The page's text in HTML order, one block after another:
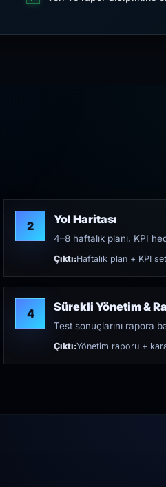
2 Yol Haritası
4–8 haftalık planı, KPI
Çıktı:Haftalık plan + KPI
4 Sürekli Yönetim &
Test sonuçlarını rapora
Çıktı:Yönetim raporu +